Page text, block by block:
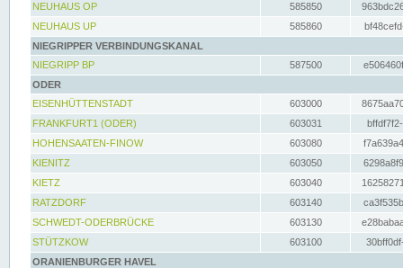
NEUHAUS OP
585850
NEUHAUS UP
585860
NIEGRIPPER VERBINDUNGSKANAL
NIEGRIPP BP
587500
ODER
EISENHÜTTENSTADT
603000
FRANKFURT1 (ODER)
603031
HOHENSAATEN-FINOW
603080
KIENITZ
603050
KIETZ
603040
RATZDORF
603140
SCHWEDT-ODERBRÜCKE
603130
STÜTZKOW
603100
ORANIENBURGER HAVEL